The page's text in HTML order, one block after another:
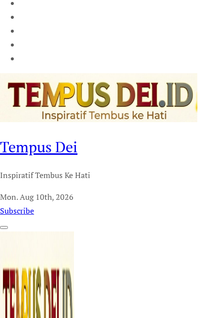
Tempus Dei
Inspiratif Tembus Ke Hati
Mon. Aug 10th, 2026
Subscribe